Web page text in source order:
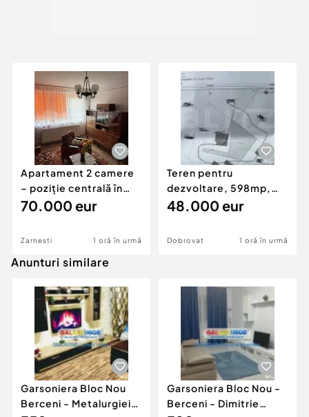
Apartament 2 camere
– poziție centrală în
Zărnești
70.000 eur
Zarnesti 1 oră în urmă
Teren pentru
dezvoltare, 598mp,
Dorobanti
48.000 eur
Dobrovat 1 oră în urmă
Anunturi similare
Garsoniera Bloc Nou
Berceni - Metalurgiei
Garsoniera Bloc Nou -
Berceni - Dimitrie